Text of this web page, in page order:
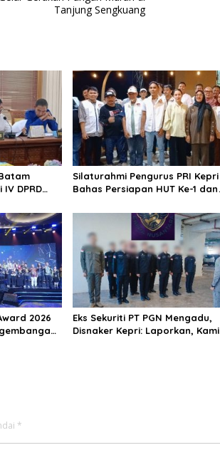
Tanjung Sengkuang
DPRD
Silaturahmi Pengurus PRI Kepri
Bahas Persiapan HUT Ke-1 dan
2026
Eks Sekuriti PT PGN Mengadu,
Disnaker Kepri: Laporkan, Kami
*